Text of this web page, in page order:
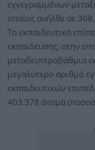
εγγεγραμμένων
οποίος ανήλθε σε
Το εκπαιδευτικό
εκπαίδευσης, στην
μεταδευτεροβάθμια
μεγαλύτερο αριθμό
εκπαιδευτικών
403.378 άτομα